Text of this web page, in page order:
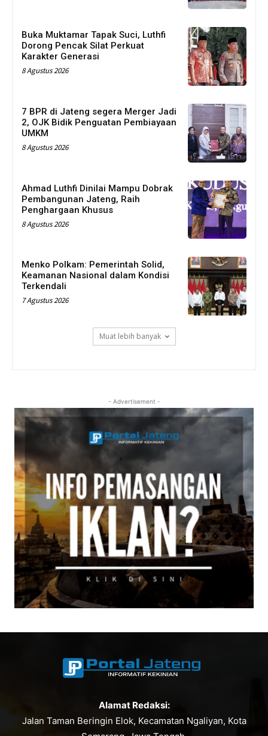
Buka Muktamar Tapak Suci, Luthfi
Dorong Pencak Silat Perkuat
Karakter Generasi
8 Agustus 2026
7 BPR di Jateng segera Merger Jadi
2, OJK Bidik Penguatan Pembiayaan
UMKM
8 Agustus 2026
Ahmad Luthfi Dinilai Mampu Dobrak
Pembangunan Jateng, Raih
Penghargaan Khusus
8 Agustus 2026
Menko Polkam: Pemerintah Solid,
Keamanan Nasional dalam Kondisi
Terkendali
7 Agustus 2026
Muat lebih banyak
- Advertisement -
Alamat Redaksi:
Jalan Taman Beringin Elok, Kecamatan Ngaliyan, Kota